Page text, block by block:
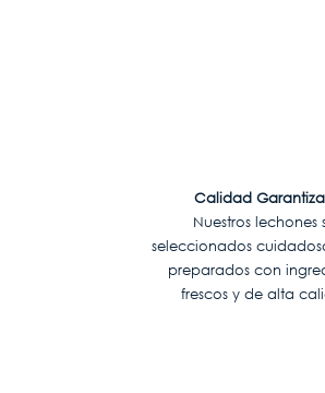
Calidad
Nuestros lechones
seleccionados
preparados con
frescos y de alta